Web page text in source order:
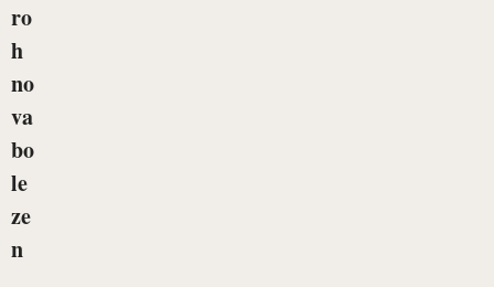
ro
h
no
va
bo
le
ze
n